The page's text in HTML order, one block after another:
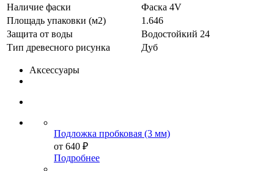
Наличие фаски
Фаска 4V
Площадь упаковки (м2)
1.646
Защита от воды
Водостойкий 24
Тип древесного рисунка
Дуб
Аксессуары
Подложка пробковая (3 мм)
от 640 ₽
Подробнее